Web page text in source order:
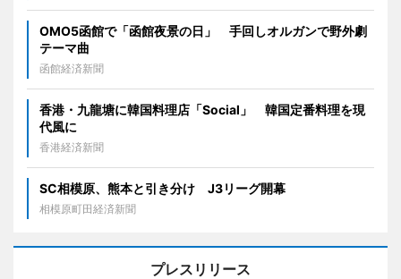
OMO5函館で「函館夜景の日」 手回しオルガンで野外劇
テーマ曲
函館経済新聞
香港・九龍塘に韓国料理店「Social」 韓国定番料理を現
代風に
香港経済新聞
SC相模原、熊本と引き分け J3リーグ開幕
相模原町田経済新聞
プレスリリース